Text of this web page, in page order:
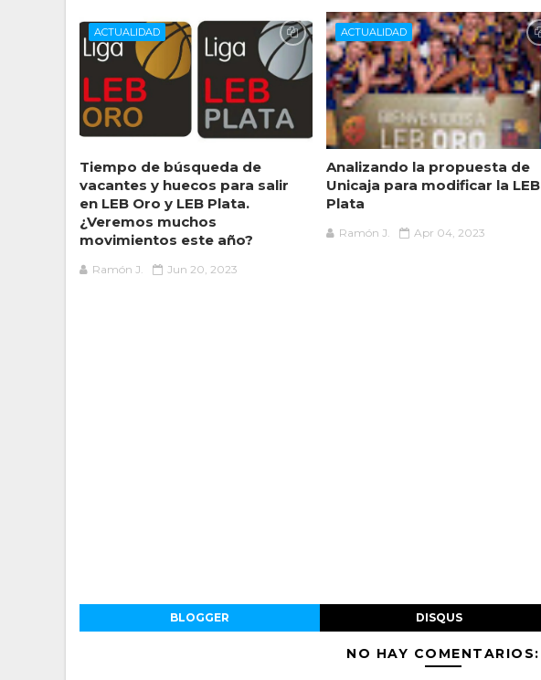
ACTUALIDAD
Tiempo de búsqueda de
vacantes y huecos para salir
en LEB Oro y LEB Plata.
¿Veremos muchos
movimientos este año?
Ramón J. Jun 20, 2023
ACTUALIDAD
Analizando la propuesta de
Unicaja para modificar la LEB
Plata
Ramón J. Apr 04, 2023
BLOGGER DISQUS
NO HAY COMENTARIOS: